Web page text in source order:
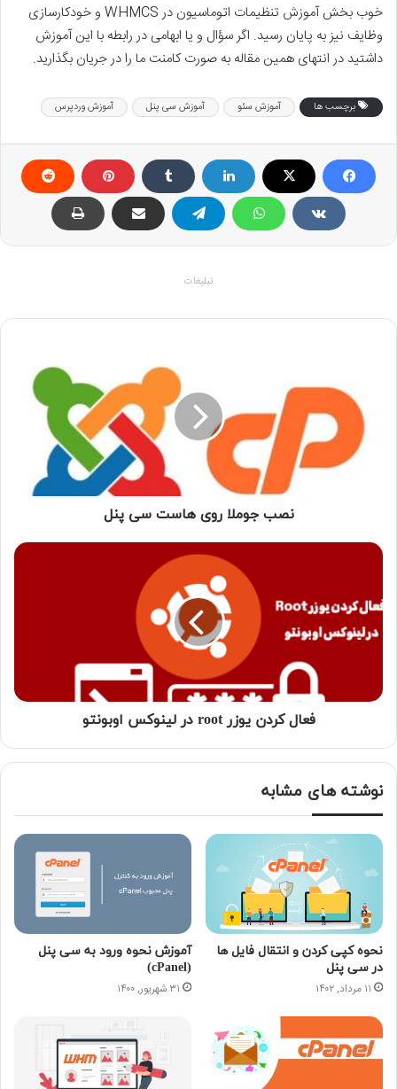
خوب بخش آموزش تنظیمات اتوماسیون در WHMCS و خودکارسازی
وظایف نیز به پایان رسید. اگر سؤال و یا ابهامی در رابطه با این آموزش
داشتید در انتهای همین مقاله به صورت کامنت ما را در جریان بگذارید.
برچسب ها آموزش سئو آموزش سی پنل آموزش وردپرس
تبلیغات
نصب جوملا روی هاست سی پنل
فعال کردن یوزر root در لینوکس اوبونتو
نوشته های مشابه
نحوه کپی کردن و انتقال فایل ها
در سی پنل
۱۱ مرداد, ۱۴۰۲
آموزش نحوه ورود به سی پنل
(cPanel)
۳۱ شهریور, ۱۴۰۰